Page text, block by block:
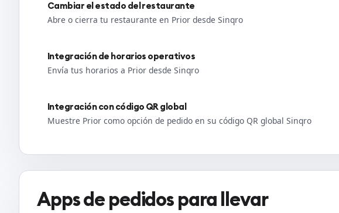
Cambiar el estado del restaurante
Abre o cierra tu restaurante en Prior desde Sinqro
Integración de horarios operativos
Envía tus horarios a Prior desde Sinqro
Integración con código QR global
Muestre Prior como opción de pedido en su código QR global Sinqro
Apps de pedidos para llevar